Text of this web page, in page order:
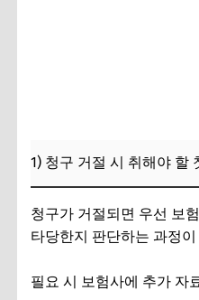
1) 청구 거절 시 취해야 할
청구가 거절되면 우선 보
타당한지 판단하는 과정
필요 시 보험사에 추가 자